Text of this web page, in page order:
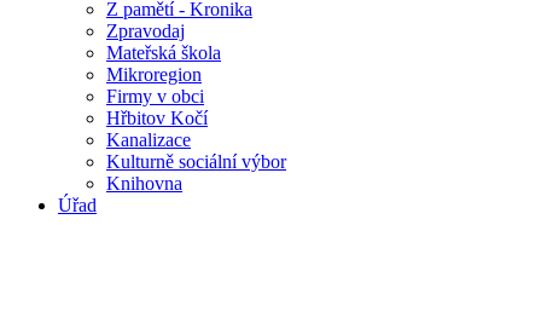
Z pamětí - Kronika
Zpravodaj
Mateřská škola
Mikroregion
Firmy v obci
Hřbitov Kočí
Kanalizace
Kulturně sociální výbor
Knihovna
Úřad